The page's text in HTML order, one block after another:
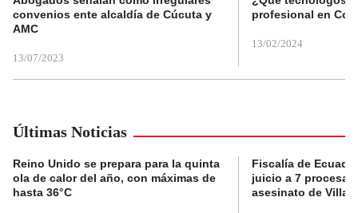
convenios ente alcaldía de Cúcuta y
AMC
13/07/2023
profesional en
13/02/2024
Últimas Noticias
Reino Unido se prepara para la quinta
ola de calor del año, con máximas de
hasta 36°C
Fiscalía de
juicio a 7
asesinato de